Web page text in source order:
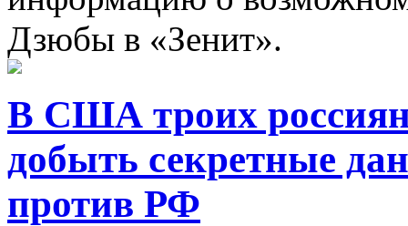
Дзюбы в «Зенит».
В США троих
добыть секретные
против РФ